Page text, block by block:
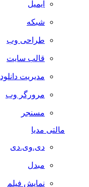
ایمیل
شبکه
طراحی وب
قالب سایت
مدیریت دانلود
مرورگر وب
مسنجر
مالتی مدیا
دی.وی.دی
مبدل
نمایش فیلم